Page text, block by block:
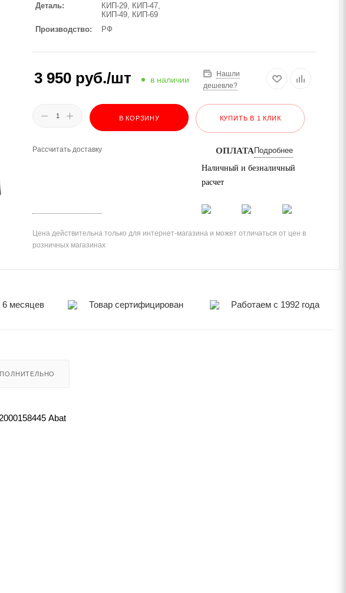
Деталь
КИП-29, КИП-47,
КИП-49, КИП-69
Производство
РФ
3 950 руб./шт в наличии
Нашли
дешевле?
В КОРЗИНУ КУПИТЬ В 1 КЛИК
Рассчитать доставку ОПЛАТА Подробнее
Наличный и безналичный
расчет
Цена действительна только для интернет-магазина и может отличаться от цен в
розничных магазинах
6 месяцев Товар сертифицирован Работаем с 1992 года
Abat